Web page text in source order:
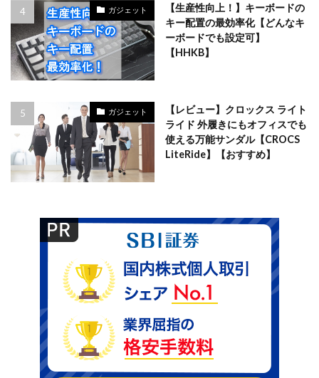
ガジェット
【生産性向上！】キーボードの
キー配置の最効率化【どんなキ
ーボードでも設定可】
【HHKB】
ガジェット
【レビュー】クロックス ライト
ライド 外履きにもオフィスでも
使える万能サンダル【CROCS
LiteRide】【おすすめ】